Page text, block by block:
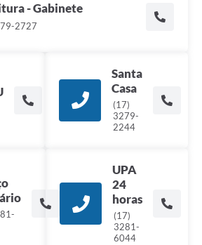
- Gabinete
2727
Santa
Casa
(17)
3279-
2244
UPA
24
horas
(17)
3281-
6044